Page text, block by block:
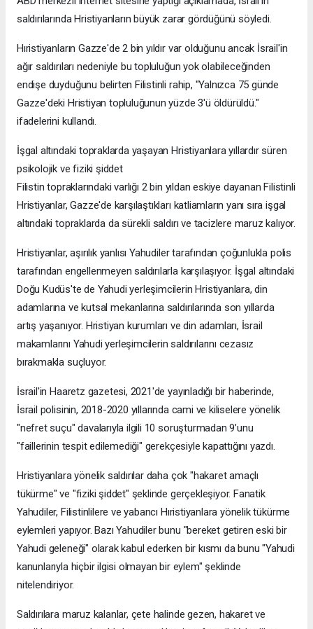
saldırılarında Hristiyanların büyük zarar gördüğünü söyledi.
Hıristiyanların Gazze'de 2 bin yıldır var olduğunu ancak İsrail'in
ağır saldırıları nedeniyle bu topluluğun yok olabileceğinden
endişe duyduğunu belirten Filistinli rahip, "Yalnızca 75 günde
Gazze'deki Hristiyan topluluğunun yüzde 3'ü öldürüldü."
ifadelerini kullandı.
İşgal altındaki topraklarda yaşayan Hristiyanlara yıllardır süren
psikolojik ve fiziki şiddet
Filistin topraklarındaki varlığı 2 bin yıldan eskiye dayanan Filistinli
Hristiyanlar, Gazze'de karşılaştıkları katliamların yanı sıra işgal
altındaki topraklarda da sürekli saldırı ve tacizlere maruz kalıyor.
Hristiyanlar, aşırılık yanlısı Yahudiler tarafından çoğunlukla polis
tarafından engellenmeyen saldırılarla karşılaşıyor. İşgal altındaki
Doğu Kudüs'te de Yahudi yerleşimcilerin Hristiyanlara, din
adamlarına ve kutsal mekanlarına saldırılarında son yıllarda
artış yaşanıyor. Hristiyan kurumları ve din adamları, İsrail
makamlarını Yahudi yerleşimcilerin saldırılarını cezasız
bırakmakla suçluyor.
İsrail'in Haaretz gazetesi, 2021'de yayınladığı bir haberinde,
İsrail polisinin, 2018-2020 yıllarında cami ve kiliselere yönelik
"nefret suçu" davalarıyla ilgili 10 soruşturmadan 9’unu
"faillerinin tespit edilemediği" gerekçesiyle kapattığını yazdı.
Hristiyanlara yönelik saldırılar daha çok "hakaret amaçlı
tükürme" ve "fiziki şiddet" şeklinde gerçekleşiyor. Fanatik
Yahudiler, Filistinlilere ve yabancı Hıristiyanlara yönelik tükürme
eylemleri yapıyor. Bazı Yahudiler bunu "bereket getiren eski bir
Yahudi geleneği" olarak kabul ederken bir kısmı da bunu "Yahudi
kanunlarıyla hiçbir ilgisi olmayan bir eylem" şeklinde
nitelendiriyor.
Saldırılara maruz kalanlar, çete halinde gezen, hakaret ve